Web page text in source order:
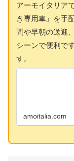
アーモイタリア
き専用車』を手
間や早朝の送迎
シーンで便利で
す。
amoitalia.com